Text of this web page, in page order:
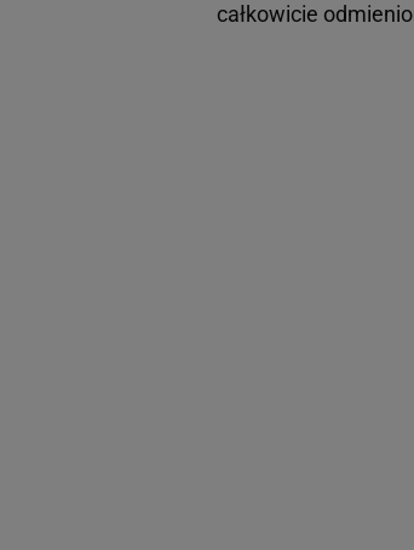
całkowicie